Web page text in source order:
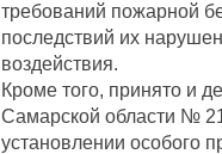
требований пожарной
последствий их
воздействия.
Кроме того, принято и
Самарской области №
установлении особого